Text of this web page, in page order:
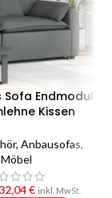
Endmodul
Kissen
, Anbausofas,
Möbel
€ inkl. MwSt.